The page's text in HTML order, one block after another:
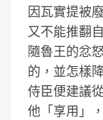
因瓦實提被
又不能推翻
隨魯王的忿
的，並怎樣
侍臣便建議
他「享用」